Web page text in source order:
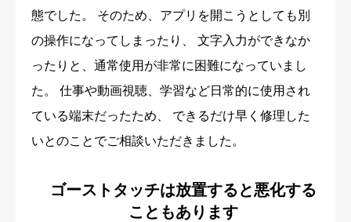
態でした。 そのため、アプリを開こうとしても別
の操作になってしまったり、 文字入力ができなか
ったりと、通常使用が非常に困難になっていまし
た。 仕事や動画視聴、学習など日常的に使用され
ている端末だったため、 できるだけ早く修理した
いとのことでご相談いただきました。
ゴーストタッチは放置すると悪化する
こともあります